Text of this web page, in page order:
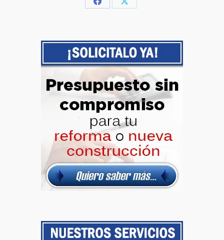
Share
Facebook
Share
X